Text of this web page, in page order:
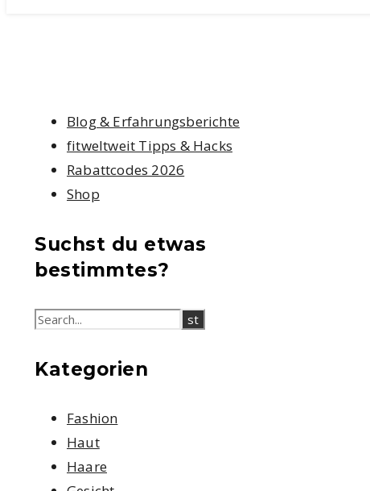
Blog & Erfahrungsberichte
fitweltweit Tipps & Hacks
Rabattcodes 2026
Shop
Suchst du etwas
bestimmtes?
Kategorien
Fashion
Haut
Haare